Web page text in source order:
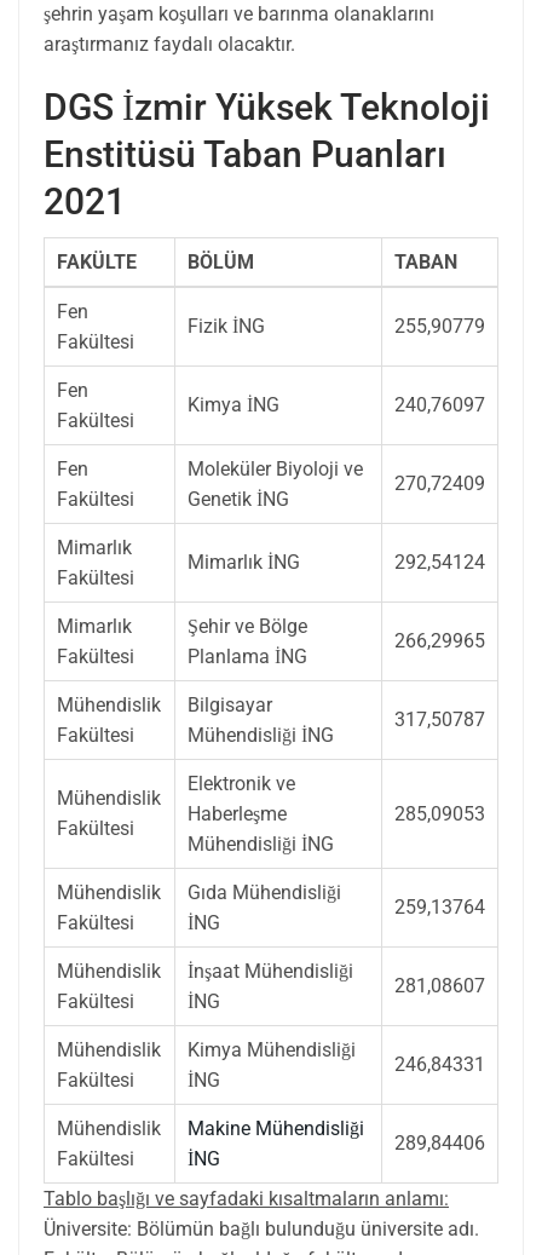
şehrin yaşam koşulları ve barınma olanaklarını
araştırmanız faydalı olacaktır.
DGS İzmir Yüksek Teknoloji
Enstitüsü Taban Puanları
2021
FAKÜLTE BÖLÜM TABAN
Fen
Fakültesi
Fizik İNG 255,90779
Fen
Fakültesi
Kimya İNG 240,76097
Fen
Fakültesi
Moleküler Biyoloji ve
Genetik İNG
270,72409
Mimarlık
Fakültesi
Mimarlık İNG 292,54124
Mimarlık
Fakültesi
Şehir ve Bölge
Planlama İNG
266,29965
Mühendislik
Fakültesi
Bilgisayar
Mühendisliği İNG
317,50787
Mühendislik
Fakültesi
Elektronik ve
Haberleşme
Mühendisliği İNG
285,09053
Mühendislik
Fakültesi
Gıda Mühendisliği
İNG
259,13764
Mühendislik
Fakültesi
İnşaat Mühendisliği
İNG
281,08607
Mühendislik
Fakültesi
Kimya Mühendisliği
İNG
246,84331
Mühendislik
Fakültesi
Makine Mühendisliği
İNG
289,84406
Tablo başlığı ve sayfadaki kısaltmaların anlamı:
Üniversite: Bölümün bağlı bulunduğu üniversite adı.